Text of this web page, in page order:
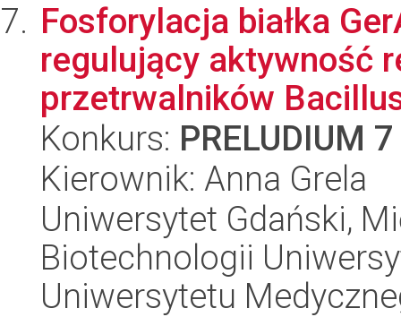
Fosforylacja białka
regulujący aktywność
przetrwalników
Konkurs: PRELUDIUM 7
Kierownik: Anna Grela
Uniwersytet Gdański,
Biotechnologii
Uniwersytetu